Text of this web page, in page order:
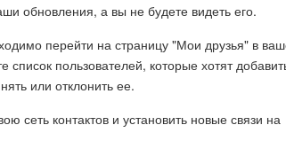
обновления, а вы не будете видеть его.
перейти на страницу "Мои друзья" в
пользователей, которые хотят
или отклонить ее.
сеть контактов и установить новые связи на